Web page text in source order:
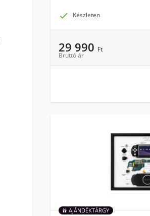
 Készleten
29 990 Ft
Bruttó ár
AJÁNDÉKTÁRGY